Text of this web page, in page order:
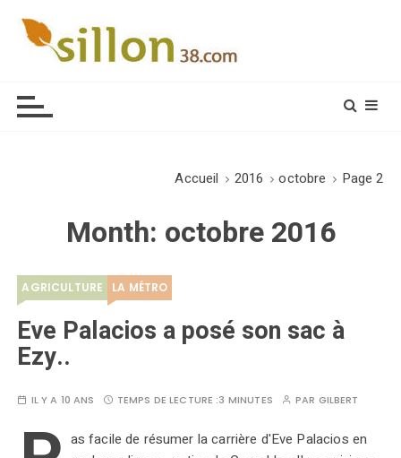
Accueil 2016 octobre Page 2
Month: octobre 2016
AGRICULTURE LA MÉTRO
Eve Palacios a posé son sac à
Ezy..
IL Y A 10 ANS TEMPS DE LECTURE :3 MINUTES PAR GILBERT
as facile de résumer la carrière d'Eve Palacios en